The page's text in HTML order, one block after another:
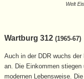
Welt
Wartburg 312 (1965-67)
Auch in der DDR wuchs
an. Die Einkommen
modernen Lebensweise.